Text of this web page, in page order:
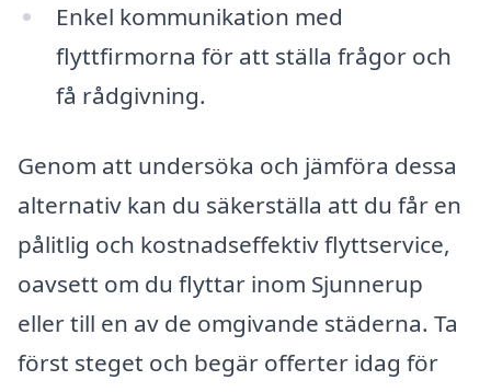
Enkel kommunikation med
flyttfirmorna för att ställa frågor och
få rådgivning.
Genom att undersöka och jämföra dessa
alternativ kan du säkerställa att du får en
pålitlig och kostnadseffektiv flyttservice,
oavsett om du flyttar inom Sjunnerup
eller till en av de omgivande städerna. Ta
först steget och begär offerter idag för